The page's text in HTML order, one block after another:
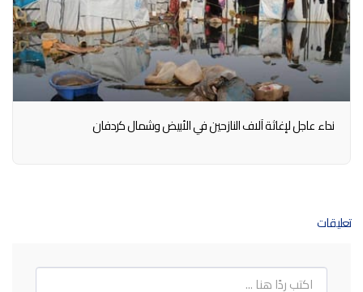
نداء عاجل لإغاثة آلاف النازحين في الأبيض وشمال كردفان
تعليقات